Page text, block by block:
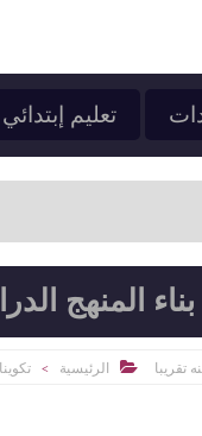
تعليم إبتدائي
المنهج
 الرئيسية >